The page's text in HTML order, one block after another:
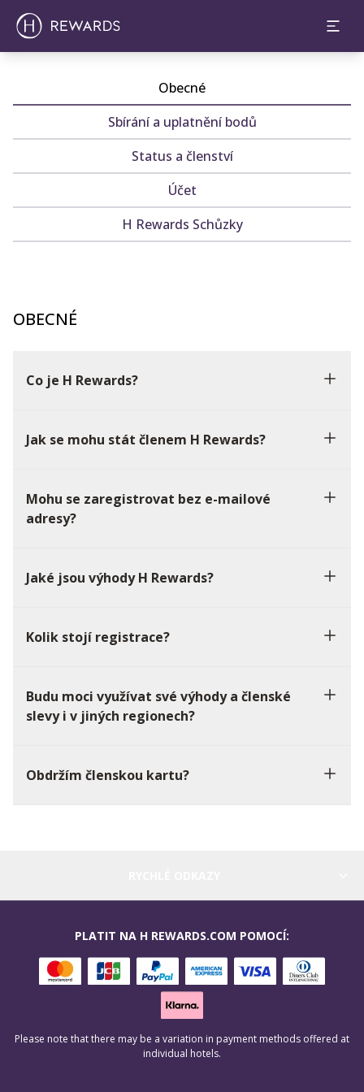
Obecné
Sbírání a uplatnění bodů
Status a členství
Účet
H Rewards Schůzky
OBECNÉ
Co je H Rewards?
Jak se mohu stát členem H Rewards?
Mohu se zaregistrovat bez e-mailové
adresy?
Jaké jsou výhody H Rewards?
Kolik stojí registrace?
Budu moci využívat své výhody a členské
slevy i v jiných regionech?
Obdržím členskou kartu?
PLATIT NA H REWARDS.COM POMOCÍ:
Please note that there may be a variation in payment methods offered at
individual hotels.